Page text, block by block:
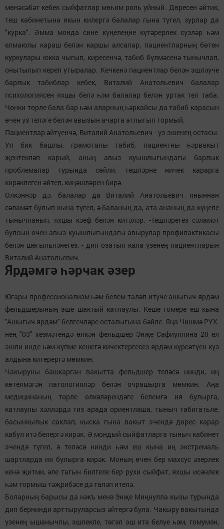
мөнәсәбәт кебек сыйфатлар мөһим роль уйный. Дөресен әйтик,
теш кабинетына якын килергә балалар гына түгел, зурлар да
"курка". Әмма монда сине күңелеңне күтәрерлек сүзләр һәм
елмаюлы караш белән каршы алсалар, пациентларның бөтен
куркулары юкка чыгып, киресенчә, табиб бүлмәсенә тынычлап,
онытылып кереп утыралар. Кечкенә пациентлар белән эшләүче
барлык табиблар кебек, Виталий Анатольевич балалар
психологиясен яхшы белә һәм балалар белән уртак тел таба.
Чөнки төрле бала бар һәм аларның һәркайсы да табиб карасын
өчен үз теләге белән авызын ачарга атлыгып тормый.
Пациентлар әйтүенчә, Виталий Анатольевич - үз эшенең остасы.
Ул бик башлы, грамоталы табиб, пациентны һәрвакыт
җентекләп карый, аның авыз куышлыгындагы барлык
проблемалар турында сөйли, тешләрне ничек карарга
кирәклеген әйтеп, киңәшләрен бирә.
Өлкәннәр дә, балалар да Виталий Анатольевич яныннан
сәламәт булып кына түгел, ә баланың да, ата-ананың да күңеле
тынычланып, яхшы кәеф белән китәләр. -Тешләрегез сәламәт
булсын өчен авыз куышлыгындагы авырулар профилактикасы
белән шөгыльләнегез, - дип озатып кала үзенең пациентларын
Виталий Анатольевич.
Ярдәмгә һәрчак әзер
Югары профессионализм һәм белем таләп итүче ашыгыч ярдәм
фельдшерының эше шактый катлаулы. Кеше гомере еш кына
"Ашыгыч ярдәм" белгечләре осталыгына бәйле. Яңа Чишмә РҮХ-
нең "03" хезмәтендә өлкән фельдшер Энҗе Сафиуллина 20 ел
эшли инде һәм күпме кешегә кичектергесез ярдәм күрсәтүен күз
алдына китерергә мөмкин.
Чакыруны башкарган вакытта фельдшер теләсә нинди, иң
көтелмәгән патологияләр белән очрашырга мөмкин. Аңа
медицинаның төрле өлкәләрендәге белемгә ия булырга,
катлаулы хәлләрдә тиз арада ориентлаша, тыныч табигатьле,
басынкылык саклап, кыска гына вакыт эчендә дөрес карар
кабул итә белергә кирәк. Ә мондый сыйфатларга тыныч кабинет
эчендә түгел, ә теләсә нинди һәм еш кына иң экстремаль
шартларда ия булырга кирәк. Моның өчен бер махсус әзерлек
кенә җитми, әле тагын билгеле бер рухи сыйфат, яхшы исәнлек
һәм тормыш тәҗрибәсе дә таләп ителә.
Боларның барысы да нәкъ менә Энҗе Миңнулла кызы турында
дип бернинди арттыруларсыз әйтергә була. Чакыру вакытында
үзенең ышанычлы, эшлекле, төгәл эш итә белүе һәм, гомумән,